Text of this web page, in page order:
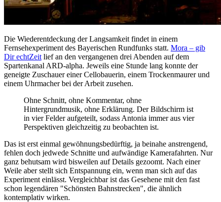
Die Wiederentdeckung der Langsamkeit findet in einem
Fernsehexperiment des Bayerischen Rundfunks statt. Mora – gib
Dir echtZeit lief an den vergangenen drei Abenden auf dem
Spartenkanal ARD-alpha. Jeweils eine Stunde lang konnte der
geneigte Zuschauer einer Cellobauerin, einem Trockenmaurer und
einem Uhrmacher bei der Arbeit zusehen.
Ohne Schnitt, ohne Kommentar, ohne
Hintergrundmusik, ohne Erklärung. Der Bildschirm ist
in vier Felder aufgeteilt, sodass Antonia immer aus vier
Perspektiven gleichzeitig zu beobachten ist.
Das ist erst einmal gewöhnungsbedürftig, ja beinahe anstrengend,
fehlen doch jedwede Schnitte und aufwändige Kamerafahrten. Nur
ganz behutsam wird bisweilen auf Details gezoomt. Nach einer
Weile aber stellt sich Entspannung ein, wenn man sich auf das
Experiment einlässt. Vergleichbar ist das Gesehene mit den fast
schon legendären "Schönsten Bahnstrecken", die ähnlich
kontemplativ wirken.